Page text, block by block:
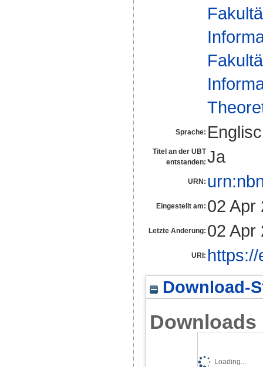
Sprache:
Titel an der UBT
entstanden: Ja
URN:
Eingestellt am: 02 Apr
Letzte Änderung: 02 Apr
URI:
Download-
Downloads
Loading...